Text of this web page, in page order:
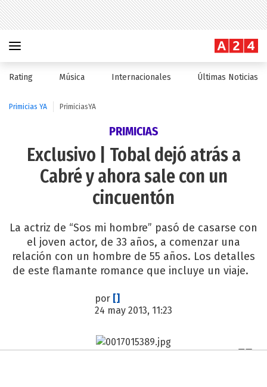
Rating Música Internacionales Últimas Noticias
Primicias YA PrimiciasYA
PRIMICIAS
Exclusivo | Tobal dejó atrás a
Cabré y ahora sale con un
cincuentón
La actriz de “Sos mi hombre” pasó de casarse con
el joven actor, de 33 años, a comenzar una
relación con un hombre de 55 años. Los detalles
de este flamante romance que incluye un viaje.
por []
24 may 2013, 11:23